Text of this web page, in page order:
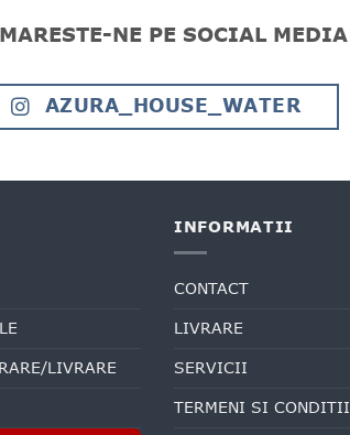
NE PE SOCIAL MEDIA
AZURA_HOUSE_WATER
LIVRARE
INFORMATII
CONTACT
LIVRARE
SERVICII
TERMENI SI CONDITII